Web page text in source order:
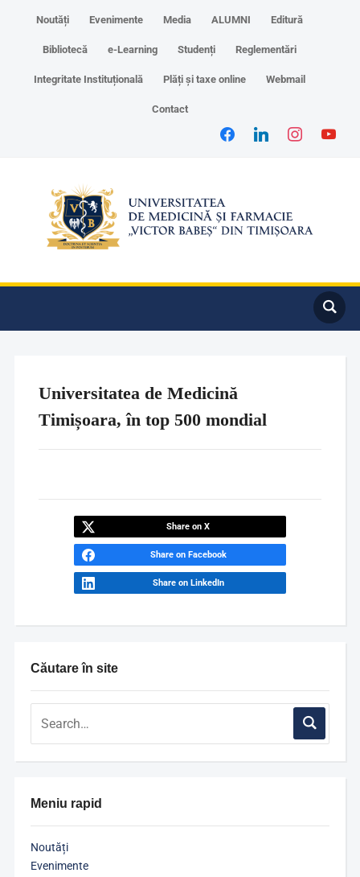
Noutăți Evenimente Media ALUMNI Editură
Bibliotecă e-Learning Studenți Reglementări
Integritate Instituțională Plăți și taxe online Webmail
Contact
Căutare în site
Meniu rapid
Noutăți
Evenimente
Universitatea de Medicină
Timișoara, în top 500 mondial
Share on X
Share on Facebook
Share on LinkedIn